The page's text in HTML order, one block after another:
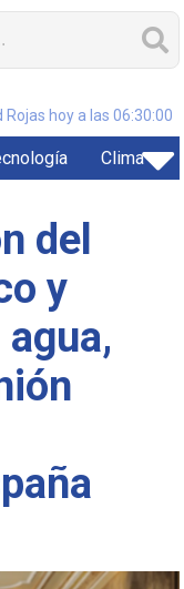
Rojas hoy a las 06:30:00
Clima
del
y